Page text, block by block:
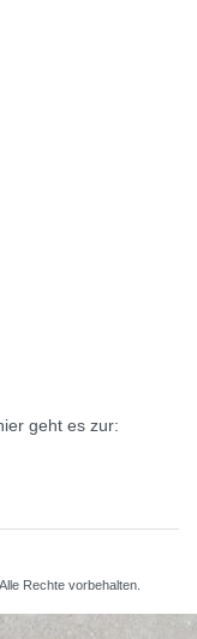
geht es zur:
Rechte vorbehalten.